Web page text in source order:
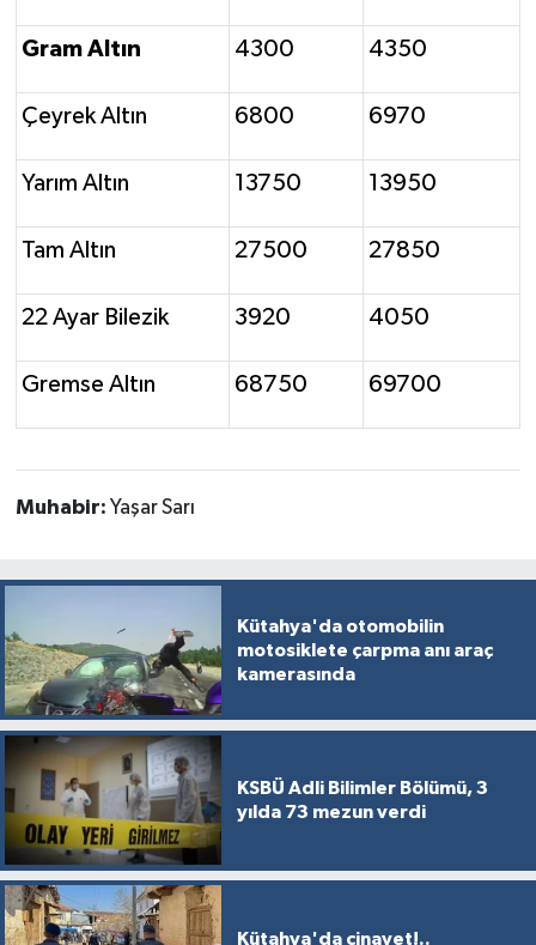
Gram Altın 4300 4350
Çeyrek Altın 6800 6970
Yarım Altın 13750 13950
Tam Altın 27500 27850
22 Ayar Bilezik 3920 4050
Gremse Altın 68750 69700
Muhabir: Yaşar Sarı
Kütahya'da otomobilin
motosiklete çarpma anı araç
kamerasında
KSBÜ Adli Bilimler Bölümü, 3
yılda 73 mezun verdi
Kütahya'da cinayet!..
Şaphane
Simav
Siyaset
Spor
Tavşanlı
Teknoloji
Türkiye